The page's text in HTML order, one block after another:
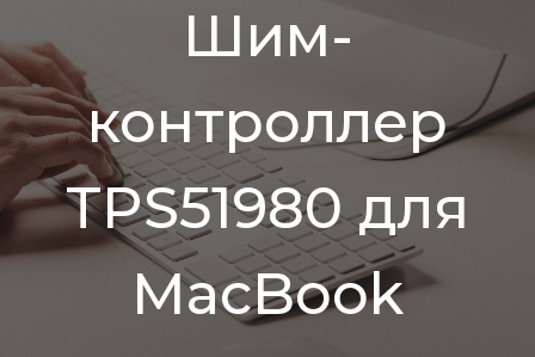
Шим-
контроллер
TPS51980 для
MacBook